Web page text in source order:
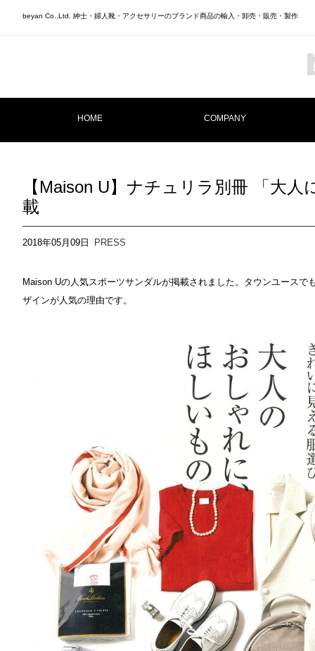
beyan Co.,Ltd. 紳士・婦人靴・アクセサリーのブランド商品の輸入・卸売・販売・製作
HOME COMPANY
【Maison U】ナチュリラ別冊 「大
載
2018年05月09日 PRESS
Maison Uの人気スポーツサンダルが掲載されました。タウンユース
ザインが人気の理由です。